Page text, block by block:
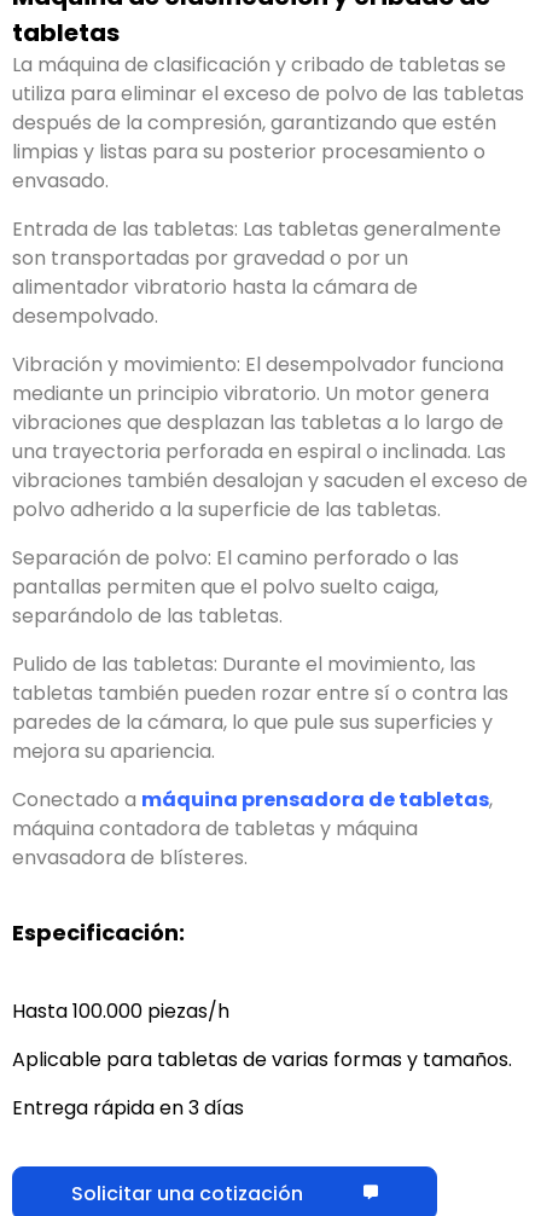
tabletas
La máquina de clasificación y cribado de tabletas se
utiliza para eliminar el exceso de polvo de las tabletas
después de la compresión, garantizando que estén
limpias y listas para su posterior procesamiento o
envasado.
Entrada de las tabletas: Las tabletas generalmente
son transportadas por gravedad o por un
alimentador vibratorio hasta la cámara de
desempolvado.
Vibración y movimiento: El desempolvador funciona
mediante un principio vibratorio. Un motor genera
vibraciones que desplazan las tabletas a lo largo de
una trayectoria perforada en espiral o inclinada. Las
vibraciones también desalojan y sacuden el exceso de
polvo adherido a la superficie de las tabletas.
Separación de polvo: El camino perforado o las
pantallas permiten que el polvo suelto caiga,
separándolo de las tabletas.
Pulido de las tabletas: Durante el movimiento, las
tabletas también pueden rozar entre sí o contra las
paredes de la cámara, lo que pule sus superficies y
mejora su apariencia.
Conectado a máquina prensadora de tabletas,
máquina contadora de tabletas y máquina
envasadora de blísteres.
Especificación:
Hasta 100.000 piezas/h
Aplicable para tabletas de varias formas y tamaños.
Entrega rápida en 3 días
Solicitar una cotización